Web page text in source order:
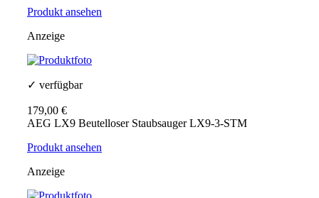
Produkt ansehen
Anzeige
✓ verfügbar
179,00 €
AEG LX9 Beutelloser Staubsauger LX9-3-STM
Produkt ansehen
Anzeige